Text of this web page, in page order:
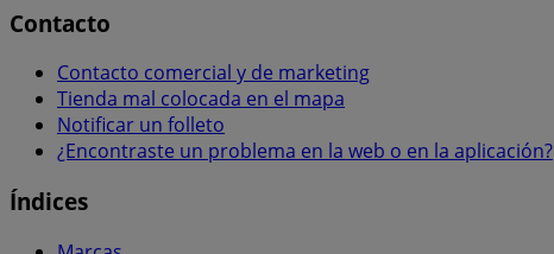
Contacto
Contacto comercial y de marketing
Tienda mal colocada en el mapa
Notificar un folleto
¿Encontraste un problema en la web o en la aplicación?
Índices